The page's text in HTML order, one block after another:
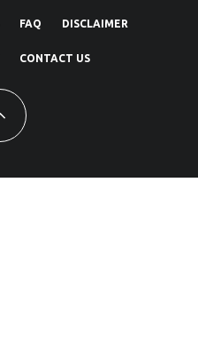
FAQ DISCLAIMER
CONTACT US